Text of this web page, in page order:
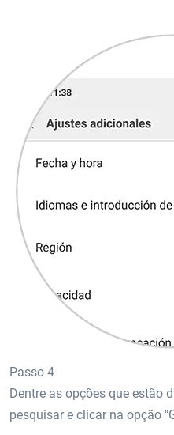
Passo 4
Dentre as opções que estão
pesquisar e clicar na opção